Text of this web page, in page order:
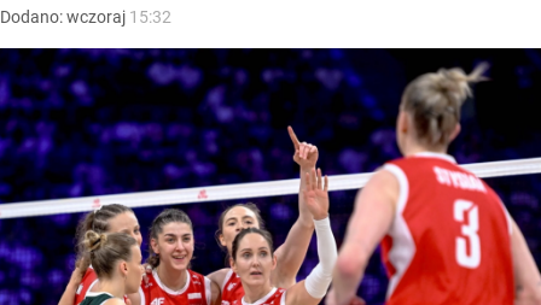
Dodano:wczoraj 15:32